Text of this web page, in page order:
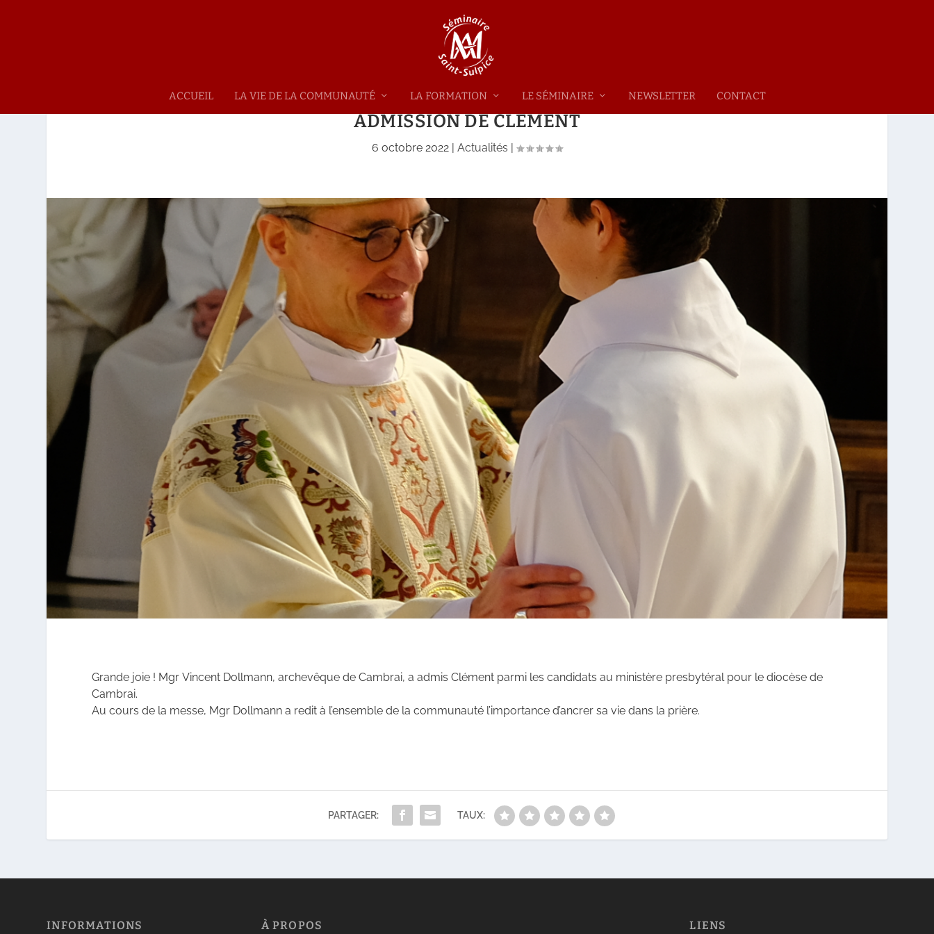
ACCUEIL LA VIE DE LA COMMUNAUTÉ LA FORMATION LE SÉMINAIRE NEWSLETTER CONTACT
ADMISSION DE CLÉMENT
6 octobre 2022 Actualités
Grande joie ! Mgr Vincent Dollmann, archevêque de Cambrai, a admis Clément parmi les candidats au ministère presbytéral pour le diocèse de
Cambrai.
Au cours de la messe, Mgr Dollmann a redit à l’ensemble de la communauté l’importance d’ancrer sa vie dans la prière.
PARTAGER: TAUX:
INFORMATIONS À PROPOS LIENS